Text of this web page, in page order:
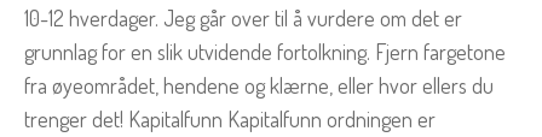
10-12 hverdager. Jeg går over til å vurdere om det er
grunnlag for en slik utvidende fortolkning. Fjern fargetone
fra øyeområdet, hendene og klærne, eller hvor ellers du
trenger det! Kapitalfunn Kapitalfunn ordningen er